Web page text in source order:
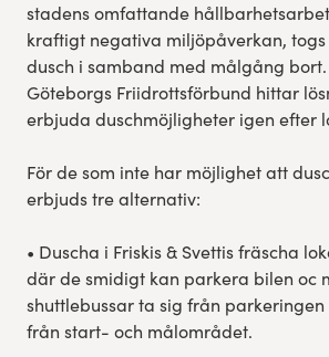
stadens omfattande
kraftigt negativa miljöpåverkan,
dusch i samband med målgång
Göteborgs Friidrottsförbund hittar
erbjuda duschmöjligheter igen efter
För de som inte har möjlighet att
erbjuds tre alternativ:
• Duscha i Friskis & Svettis fräscha
där de smidigt kan parkera bilen oc
shuttlebussar ta sig från
från start- och målområdet.